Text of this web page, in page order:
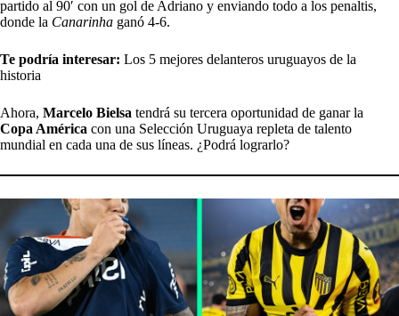
partido al 90′ con un gol de Adriano y enviando todo a los penaltis,
donde la Canarinha ganó 4-6.
Te podría interesar: Los 5 mejores delanteros uruguayos de la
historia
Ahora, Marcelo Bielsa tendrá su tercera oportunidad de ganar la
Copa América con una Selección Uruguaya repleta de talento
mundial en cada una de sus líneas. ¿Podrá lograrlo?